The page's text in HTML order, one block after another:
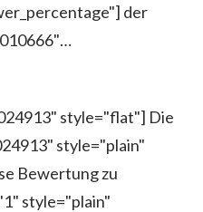
der
style="flat"] Die
style="plain"
Bewertung zu
style="plain"